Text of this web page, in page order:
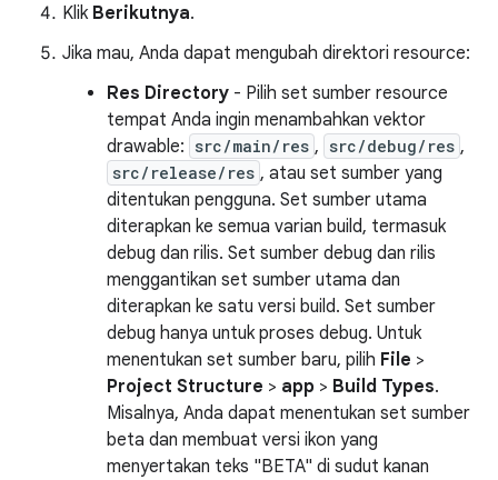
Klik Berikutnya.
Jika mau, Anda dapat mengubah direktori resource:
Res Directory - Pilih set sumber resource
tempat Anda ingin menambahkan vektor
drawable: src/main/res , src/debug/res ,
src/release/res , atau set sumber yang
ditentukan pengguna. Set sumber utama
diterapkan ke semua varian build, termasuk
debug dan rilis. Set sumber debug dan rilis
menggantikan set sumber utama dan
diterapkan ke satu versi build. Set sumber
debug hanya untuk proses debug. Untuk
menentukan set sumber baru, pilih File >
Project Structure > app > Build Types.
Misalnya, Anda dapat menentukan set sumber
beta dan membuat versi ikon yang
menyertakan teks "BETA" di sudut kanan